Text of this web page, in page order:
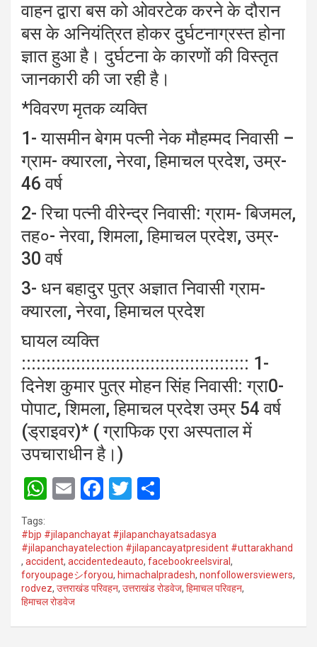
वाहन द्वारा बस को ओवरटेक करने के दौरान
बस के अनियंत्रित होकर दुर्घटनाग्रस्त होना
ज्ञात हुआ है। दुर्घटना के कारणों की विस्तृत
जानकारी की जा रही है।
*विवरण मृतक व्यक्ति
1- यासमीन बेगम पत्नी नेक मौहम्मद निवासी –
ग्राम- क्यारला, नेरवा, हिमाचल प्रदेश, उम्र-
46 वर्ष
2- रिचा पत्नी वीरेन्द्र निवासी: ग्राम- बिजमल,
तह०- नेरवा, शिमला, हिमाचल प्रदेश, उम्र-
30 वर्ष
3- धन बहादुर पुत्र अज्ञात निवासी ग्राम-
क्यारला, नेरवा, हिमाचल प्रदेश
घायल व्यक्ति
:::::::::::::::::::::::::::::::::::::::::::::: 1-
दिनेश कुमार पुत्र मोहन सिंह निवासी: ग्रा0-
पोपाट, शिमला, हिमाचल प्रदेश उम्र 54 वर्ष
(ड्राइवर)* ( ग्राफिक एरा अस्पताल में
उपचाराधीन है।)
W
at
s
A
p
p
E
ail
F
ce
b
o
k
T
tt
er
ar
e
Tags:
#bjp #jilapanchayat #jilapanchayatsadasya
#jilapanchayatelection #jilapancayatpresident #uttarakhand
, accident, accidentedeauto, facebookreelsviral,
foryoupageシforyou, himachalpradesh, nonfollowersviewers,
rodvez, उत्तराखंड परिवहन, उत्तराखंड रोडवेज, हिमाचल परिवहन,
हिमाचल रोडवेज